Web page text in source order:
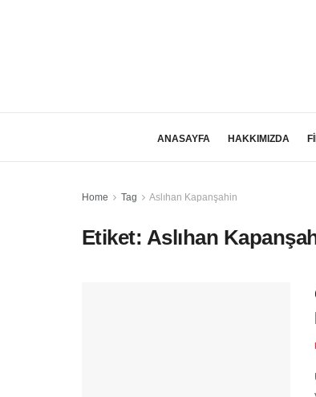
ANASAYFA HAKKIMIZDA
Home Tag Aslıhan Kapanşahin
Etiket: Aslıhan